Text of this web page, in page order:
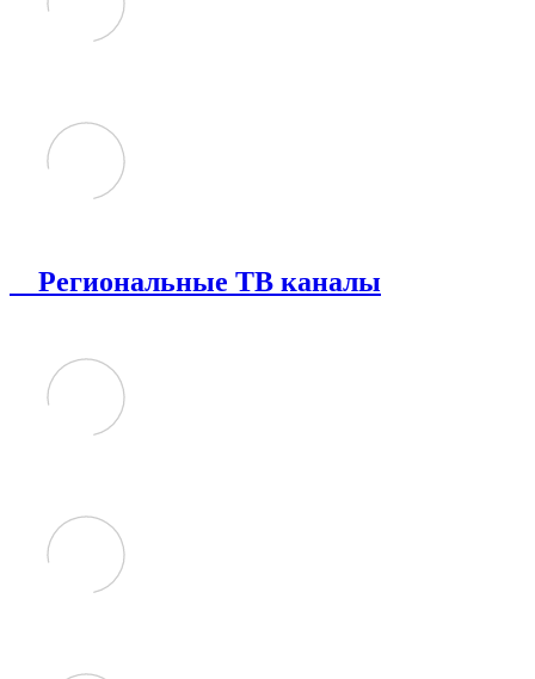
Региональные ТВ каналы